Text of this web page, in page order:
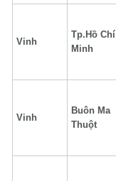
Vinh
Tp.Hồ Chí
Minh
Vinh
Buôn Ma
Thuột